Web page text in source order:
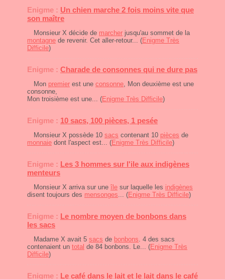
Enigme : Un chien marche 2 fois moins vite que
son maître
Monsieur X décide de marcher jusqu'au sommet de la
montagne de revenir. Cet aller-retour... (Enigme Très
Difficile)
Enigme : Charade de consonnes qui ne dure pas
Mon premier est une consonne, Mon deuxième est une
consonne,
Mon troisième est une... (Enigme Très Difficile)
Enigme : 10 sacs, 100 pièces, 1 pesée
Monsieur X possède 10 sacs contenant 10 pièces de
monnaie dont l'aspect est... (Enigme Très Difficile)
Enigme : Les 3 hommes sur l'ile aux indigènes
menteurs
Monsieur X arriva sur une île sur laquelle les indigènes
disent toujours des mensonges... (Enigme Très Difficile)
Enigme : Le nombre moyen de bonbons dans
les sacs
Madame X avait 5 sacs de bonbons. 4 des sacs
contenaient un total de 84 bonbons. Le... (Enigme Très
Difficile)
Enigme : Le café dans le lait et le lait dans le café